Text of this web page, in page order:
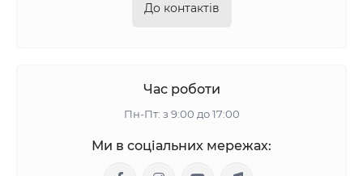
До контактів
Час роботи
Пн-Пт: з 9:00 до 17:00
Ми в соціальних мережах: